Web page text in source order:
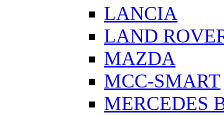
LANCIA
LAND
MAZDA
MCC-SMART
MERCEDES